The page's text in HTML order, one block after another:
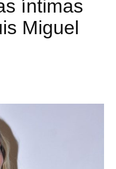
íntimas
Miguel